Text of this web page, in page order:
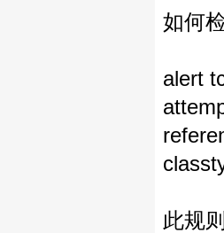
如何
alert
此规